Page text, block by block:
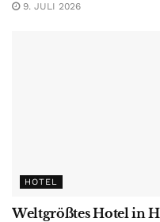
9. JULI 2026
HOTEL
Weltgrößtes Hotel in